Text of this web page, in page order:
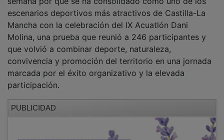
escenarios deportivos más atractivos de Castilla-La
Mancha con la celebración del IX Acuatlón Dani
Molina, una prueba que reunió a 246 participantes y
que volvió a combinar deporte, naturaleza,
convivencia y promoción del territorio en una jornada
marcada por el éxito organizativo y la elevada
participación.